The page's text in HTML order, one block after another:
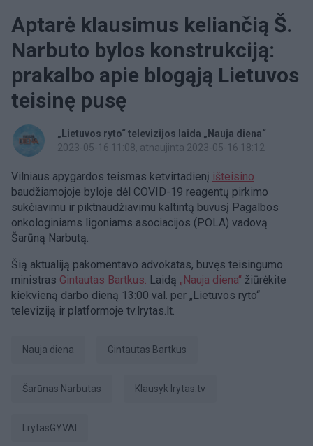
Aptarė klausimus keliančią Š.
Narbuto bylos konstrukciją:
prakalbo apie blogąją Lietuvos
teisinę pusę
„Lietuvos ryto“ televizijos laida „Nauja diena“
2023-05-16 11:08, atnaujinta 2023-05-16 18:12
​Vilniaus apygardos teismas ketvirtadienį išteisino
baudžiamojoje byloje dėl COVID-19 reagentų pirkimo
sukčiavimu ir piktnaudžiavimu kaltintą buvusį Pagalbos
onkologiniams ligoniams asociacijos (POLA) vadovą
Šarūną Narbutą.
Šią aktualiją pakomentavo advokatas, buvęs teisingumo
ministras Gintautas Bartkus. Laidą „Nauja diena“ žiūrėkite
kiekvieną darbo dieną 13:00 val. per „Lietuvos ryto“
televiziją ir platformoje tv.lrytas.lt.​
Nauja diena Gintautas Bartkus
Šarūnas Narbutas Klausyk lrytas.tv
LrytasGYVAI